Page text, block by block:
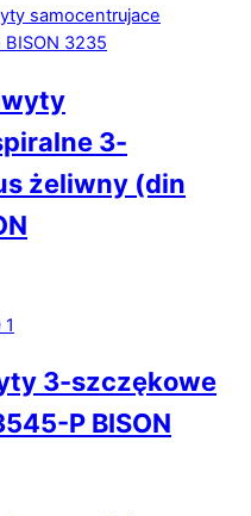
3-
żeliwny (din
3-szczękowe
P BISON